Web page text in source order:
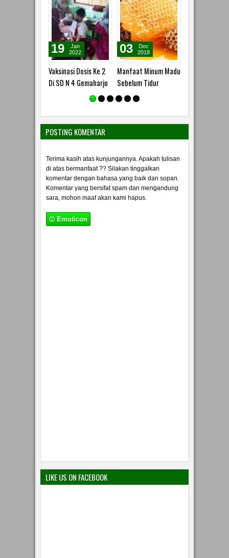
Vaksinasi Dosis Ke 2
Di SD N 4 Gemaharjo
19
Jan
2022
Manfaat Minum Madu
Sebelum Tidur
03
Dec
2018
POSTING KOMENTAR
Terima kasih atas kunjungannya. Apakah tulisan
di atas bermanfaat ?? Silakan tinggalkan
komentar dengan bahasa yang baik dan sopan.
Komentar yang bersifat spam dan mengandung
sara, mohon maaf akan kami hapus.
Emoticon
LIKE US ON FACEBOOK